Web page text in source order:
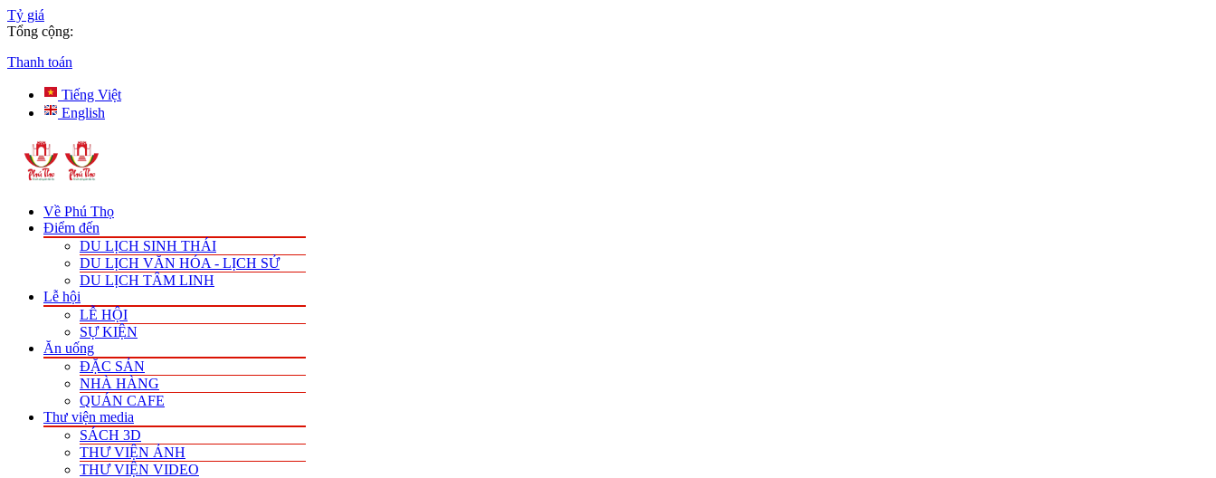
Tỷ giá
Tổng cộng:
Thanh toán
Tiếng Việt
English
Về Phú Thọ
Điểm đến
DU LỊCH SINH THÁI
DU LỊCH VĂN HÓA - LỊCH SỬ
DU LỊCH TÂM LINH
Lễ hội
LỄ HỘI
SỰ KIỆN
Ăn uống
ĐẶC SẢN
NHÀ HÀNG
QUÁN CAFE
Thư viện media
SÁCH 3D
THƯ VIỆN ẢNH
THƯ VIỆN VIDEO